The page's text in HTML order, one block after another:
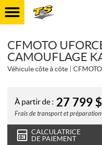
CFMOTO
CAMOUFLAGE
Véhicule côte à côte CFMOTO
À partir de : 27 799 $
Frais de transport et préparation
CALCULATRICE
DE PAIEMENT